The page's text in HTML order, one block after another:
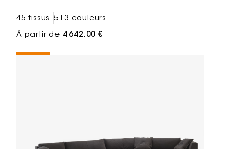
45 tissus 513 couleurs
À partir de 4 642,00 €